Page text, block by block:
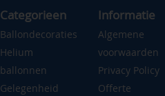
Categorieen
Ballondecoraties
Helium
ballonnen
Gelegenheid
Informatie
Algemene
voorwaarden
Privacy Policy
Offerte